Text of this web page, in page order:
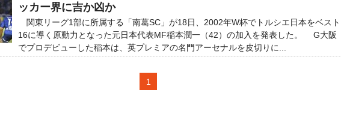
ッカー界に吉か凶か
関東リーグ1部に所属する「南葛SC」が18日、2002年W杯でトルシエ日本をベスト
16に導く原動力となった元日本代表MF稲本潤一（42）の加入を発表した。 G大阪
でプロデビューした稲本は、英プレミアの名門アーセナルを皮切りに...
1